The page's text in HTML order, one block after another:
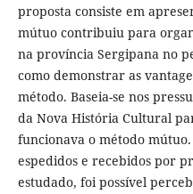
proposta consiste em
mútuo contribuiu para
na província Sergipana no
como demonstrar as
método. Baseia-se nos
da Nova História Cultural
funcionava o método
espedidos e recebidos por
estudado, foi possível